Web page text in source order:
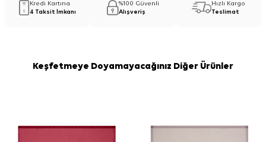
Kredi Kartına
4 Taksit İmkanı
%100 Güvenli
Alışveriş
Hızlı Kargo
Teslimat
Keşfetmeye Doyamayacağınız Diğer Ürünler